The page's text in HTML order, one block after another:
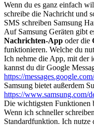
Wenn du es ganz einfach
schreibe die Nachricht und
SMS schreiben Samsung
Auf Samsung Geräten gibt
Nachrichten-App oder die
funktionieren. Welche du
Ich nehme die App, mit der
kannst du dir Google
https://messages.google.com/
Samsung bietet außerdem
https://www.samsung.com/
Die wichtigsten Funktionen
Wenn ich schneller
Standardfunktion. Ich nutze